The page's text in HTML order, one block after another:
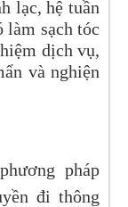
lạc, hệ tuần
làm sạch tóc
dịch vụ,
và nghiện
pháp
đi thông